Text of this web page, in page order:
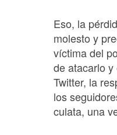
Eso, la
molesto y
víctima del
de atacarlo
Twitter, la
los
culata, una